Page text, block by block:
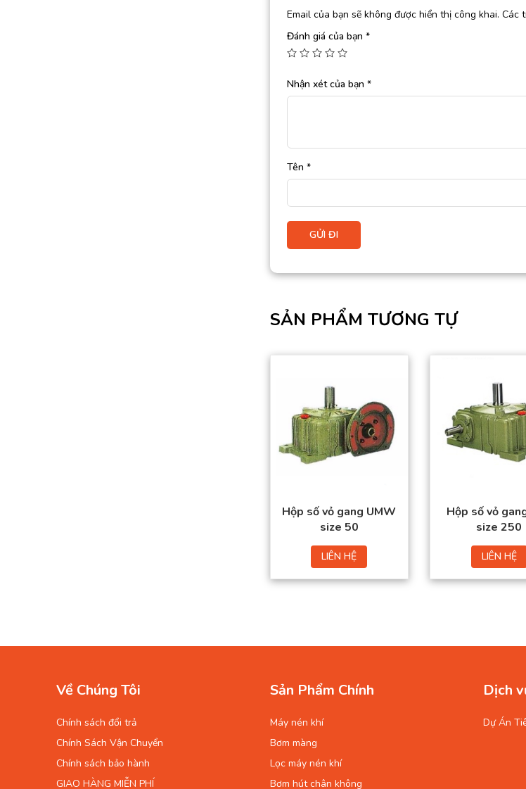
Email của bạn sẽ không được hiển thị công khai. Các
Đánh giá của bạn *
Nhận xét của bạn *
Tên *
SẢN PHẨM TƯƠNG TỰ
Hộp số vỏ gang UMW
size 50
LIÊN HỆ
Hộp số vỏ
size 250
LIÊN HỆ
Về Chúng Tôi
Chính sách đổi trả
Chính Sách Vận Chuyển
Chính sách bảo hành
GIAO HÀNG MIỄN PHÍ
Sản Phẩm Chính
Máy nén khí
Bơm màng
Lọc máy nén khí
Bơm hút chân không
Dịch
Dự Án